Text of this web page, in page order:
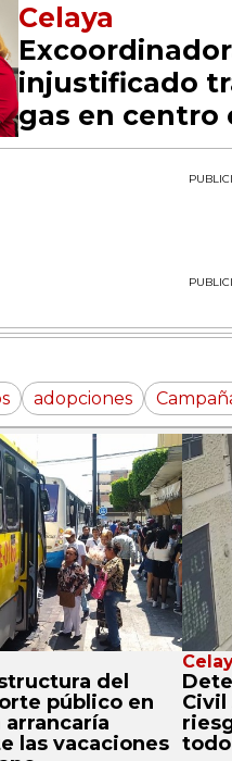
Celaya
injustificado
gas en centro
adopciones
del
público en
arrancaría
las vacaciones
Civil
todo